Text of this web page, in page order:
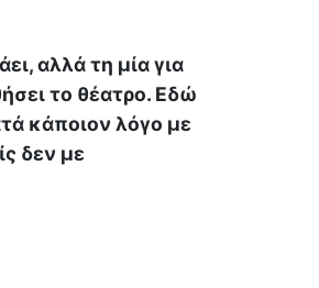
αλλά τη μία για
το θέατρο. Εδώ
κάποιον λόγο με
δεν με